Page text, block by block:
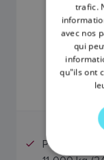
Pour les
trafic.
avec nos
qui
qu"ils ont